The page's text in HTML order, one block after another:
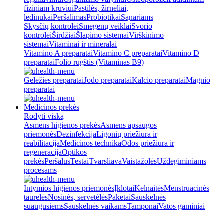
fiziniam krūviuiPastilės, žirneliai,
ledinukaiPeršalimasProbiotikaiSąnariams
Skysčių kontroleiSmegenų veiklaiSvorio
kontroleiŠirdžiaiŠlapimo sistemaiVirškinimo
sistemaiVitaminai ir mineralai
Vitamino A preparataiVitamino C preparataiVitamino D
preparataiFolio rūgštis (Vitaminas B9)
Geležies preparataiJodo preparataiKalcio preparataiMagnio
preparatai
Medicinos prekės
Rodyti viską
Asmens higienos prekėsAsmens apsaugos
priemonėsDezinfekcijaLigonių priežiūra ir
reabilitacijaMedicinos technikaOdos priežiūra ir
regeneracijaOptikos
prekėsPeršalusTestaiTvarsliavaVaistažolėsUždegiminiams
procesams
Intymios higienos priemonėsĮklotaiKelnaitėsMenstruacinės
taurelėsNosinės, servetėlėsPaketaiSauskelnės
suaugusiemsSauskelnės vaikamsTamponaiVatos gaminiai